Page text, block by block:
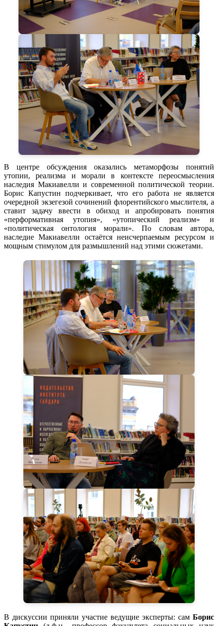
В центре обсуждения оказались метаморфозы понятий
утопии, реализма и морали в контексте переосмысления
наследия Макиавелли и современной политической теории.
Борис Капустин подчеркивает, что его работа не является
очередной экзегезой сочинений флорентийского мыслителя, а
ставит задачу ввести в обиход и апробировать понятия
«перформативная утопия», «утопический реализм» и
«политическая онтология морали». По словам автора,
наследие Макиавелли остаётся неисчерпаемым ресурсом и
мощным стимулом для размышлений над этими сюжетами.
В дискуссии приняли участие ведущие эксперты: сам Борис